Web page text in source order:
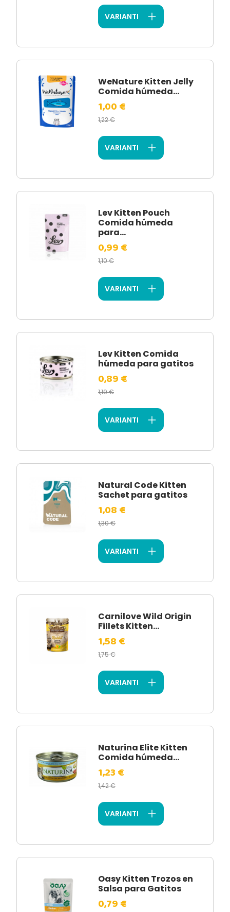
VARIANTI
WeNature Kitten Jelly
Comida húmeda...
1,00 €
1,22 €
VARIANTI
Lev Kitten Pouch
Comida húmeda
para...
0,99 €
1,10 €
VARIANTI
Lev Kitten Comida
húmeda para gatitos
0,89 €
1,19 €
VARIANTI
Natural Code Kitten
Sachet para gatitos
1,08 €
1,30 €
VARIANTI
Carnilove Wild Origin
Fillets Kitten...
1,58 €
1,75 €
VARIANTI
Naturina Elite Kitten
Comida húmeda...
1,23 €
1,42 €
VARIANTI
Oasy Kitten Trozos en
Salsa para Gatitos
0,79 €